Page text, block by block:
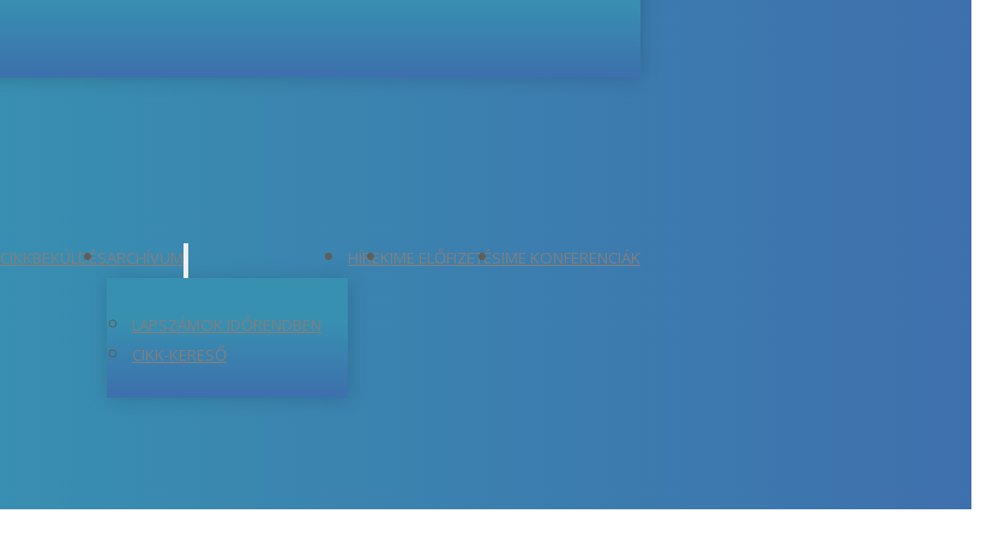
CIKKBEKÜLDÉSARCHÍVUM
LAPSZÁMOK IDŐRENDBEN
CIKK-KERESŐ
HÍREKIME ELŐFIZETÉSIME KONFERENCIÁK